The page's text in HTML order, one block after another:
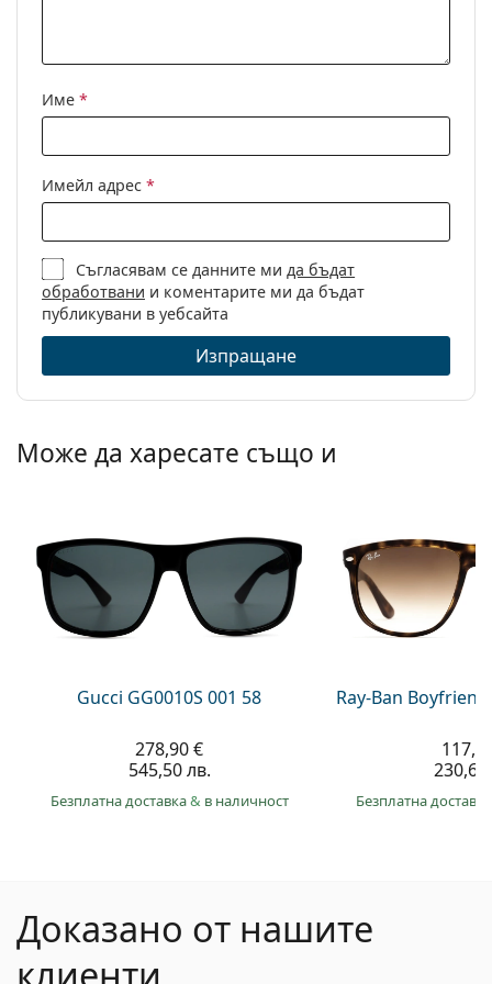
диоптри:
Име *
Имейл адрес *
Съгласявам се данните ми да бъдат
обработвани и коментарите ми да бъдат
публикувани в уебсайта
Изпращане
Може да харесате също и
Gucci GG0010S 001 58
278,90 €
545,50 лв.
Безплатна доставка& в наличност
Ray-Ban
Безплатна
Доказано от нашите